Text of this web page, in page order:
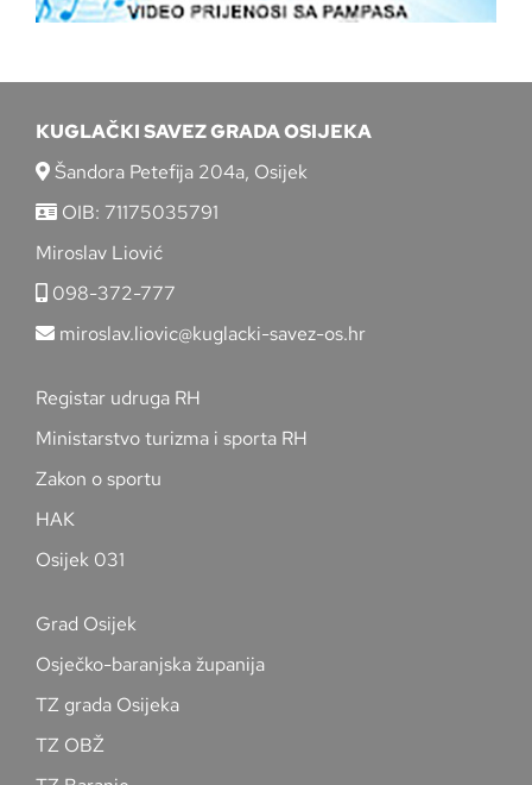
KUGLAČKI SAVEZ GRADA OSIJEKA
Šandora Petefija 204a, Osijek
OIB: 71175035791
Miroslav Liović
098-372-777
miroslav.liovic@kuglacki-savez-os.hr
Registar udruga RH
Ministarstvo turizma i sporta RH
Zakon o sportu
HAK
Osijek 031
Grad Osijek
Osječko-baranjska županija
TZ grada Osijeka
TZ OBŽ